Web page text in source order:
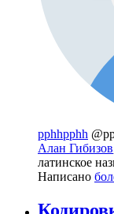
pphhpphh
Алан Гибизов
латинское
Написано